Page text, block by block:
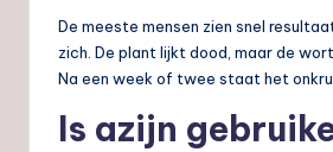
De meeste mensen zien snel
zich. De plant lijkt dood, maar de
Na een week of twee staat het
Is azijn